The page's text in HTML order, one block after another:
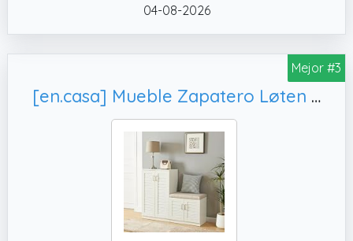
antiarañazos–limpia las manchas con un
04-08-2026
Mejor #3
[en.casa] Mueble Zapatero Løten Armario con 9 Compartimentos para 18 Pares de Calzados + Banco Zapatero Puertas de Rejilla Buena Ventilación 97 x 120 x 36 cm - Blanco